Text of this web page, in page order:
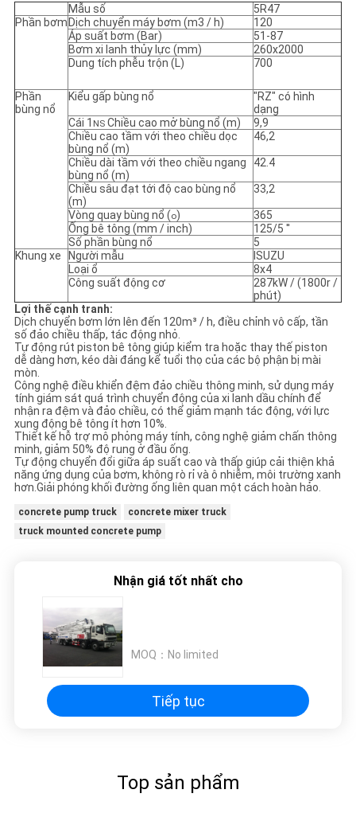
Mẫu số
5R47
Phần bơm Dịch chuyển máy bơm (m3 / h)
120
Áp suất bơm (Bar)
51-87
Bơm xi lanh thủy lực (mm)
260x2000
Dung tích phễu trộn (L)
700
Phần
bùng nổ
Kiểu gấp bùng nổ
"RZ" có hình
dạng
Cái 1 NSChiều cao mở bùng nổ (m)
9,9
Chiều cao tầm với theo chiều dọc
bùng nổ (m)
46,2
Chiều dài tầm với theo chiều ngang
bùng nổ (m)
42.4
Chiều sâu đạt tới độ cao bùng nổ
(m)
33,2
Vòng quay bùng nổ (o)
365
Ống bê tông (mm / inch)
125/5 ''
Số phần bùng nổ
5
Khung xe
Người mẫu
ISUZU
Loại ổ
8x4
Công suất động cơ
287kW / (1800r /
phút)
Lợi thế cạnh tranh:
Dịch chuyển bơm lớn lên đến 120m³ / h, điều chỉnh vô cấp, tần
số đảo chiều thấp, tác động nhỏ.
Tự động rút piston bê tông giúp kiểm tra hoặc thay thế piston
dễ dàng hơn, kéo dài đáng kể tuổi thọ của các bộ phận bị mài
mòn.
Công nghệ điều khiển đệm đảo chiều thông minh, sử dụng máy
tính giám sát quá trình chuyển động của xi lanh dầu chính để
nhận ra đệm và đảo chiều, có thể giảm mạnh tác động, với lực
xung động bê tông ít hơn 10%.
Thiết kế hỗ trợ mô phỏng máy tính, công nghệ giảm chấn thông
minh, giảm 50% độ rung ở đầu ống.
Tự động chuyển đổi giữa áp suất cao và thấp giúp cải thiện khả
năng ứng dụng của bơm, không rò rỉ và ô nhiễm, môi trường xanh
hơn.Giải phóng khối đường ống liên quan một cách hoàn hảo.
concrete pump truck
concrete mixer truck
truck mounted concrete pump
Nhận giá tốt nhất cho
MOQ： No limited
Tiếp tục
Top sản phẩm